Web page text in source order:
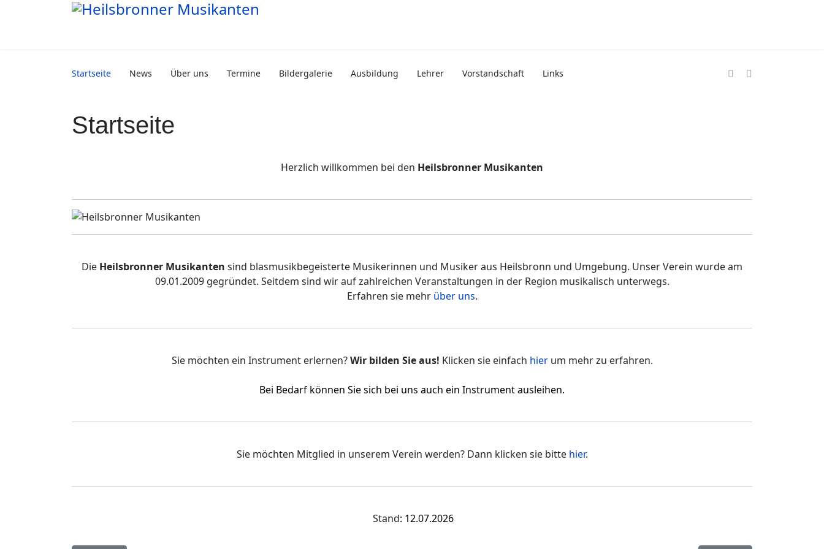
Startseite News Über uns Termine Bildergalerie Ausbildung Lehrer Vorstandschaft Links
Startseite
Herzlich willkommen bei den Heilsbronner Musikanten
Die Heilsbronner Musikanten sind blasmusikbegeisterte Musikerinnen und Musiker aus Heilsbronn und Umgebung. Unser Verein wurde am
09.01.2009 gegründet. Seitdem sind wir auf zahlreichen Veranstaltungen in der Region musikalisch unterwegs.
Erfahren sie mehr über uns.
Sie möchten ein Instrument erlernen?Wir bilden Sie aus! Klicken sie einfach hier um mehr zu erfahren.
Bei Bedarf können Sie sich bei uns auch ein Instrument ausleihen.
Sie möchten Mitglied in unserem Verein werden? Dann klicken sie bitte hier.
Stand: 12.07.2026